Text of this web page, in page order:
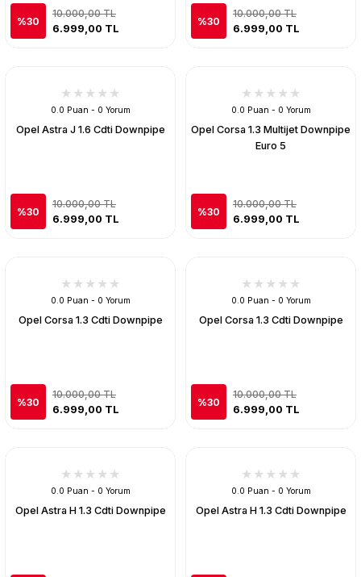
%30
10.000,00 TL
6.999,00 TL
%30
10.000,00 TL
6.999,00 TL
0.0 Puan - 0 Yorum
Opel Astra J 1.6 Cdti Downpipe
%30
10.000,00 TL
6.999,00 TL
0.0 Puan - 0 Yorum
Opel Corsa 1.3 Multijet Downpipe
Euro 5
%30
10.000,00 TL
6.999,00 TL
0.0 Puan - 0 Yorum
Opel Corsa 1.3 Cdti Downpipe
%30
10.000,00 TL
6.999,00 TL
0.0 Puan - 0 Yorum
Opel Corsa 1.3 Cdti Downpipe
%30
10.000,00 TL
6.999,00 TL
0.0 Puan - 0 Yorum
Opel Astra H 1.3 Cdti Downpipe
0.0 Puan - 0 Yorum
Opel Astra H 1.3 Cdti Downpipe